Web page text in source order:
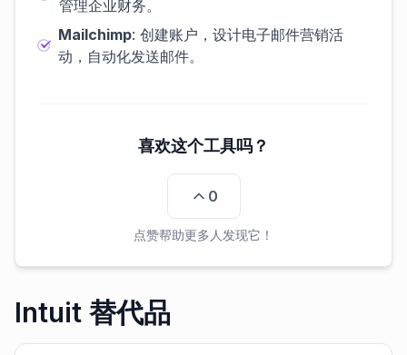
管理企业财务。
Mailchimp: 创建账户，设计电子邮件营销活
动，自动化发送邮件。
喜欢这个工具吗？
0
点赞帮助更多人发现它！
Intuit 替代品